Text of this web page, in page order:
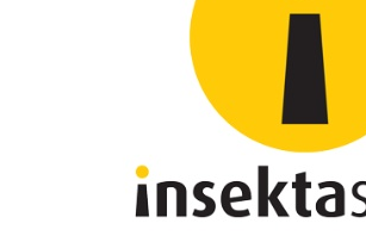
Rottefælde
LÆS MERE OM GOODNATURE